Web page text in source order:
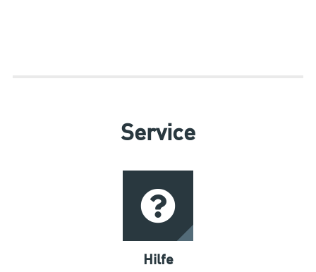
Service
Hilfe